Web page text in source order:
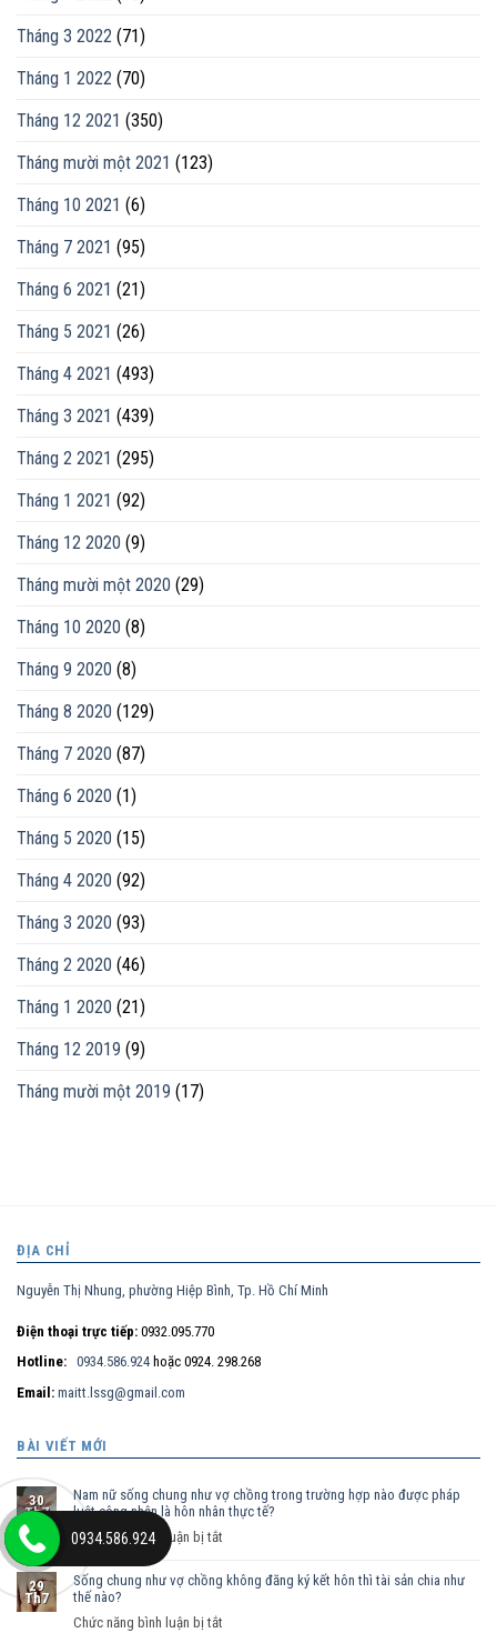
Tháng 3 2022 (71)
Tháng 1 2022 (70)
Tháng 12 2021 (350)
Tháng mười một 2021 (123)
Tháng 10 2021 (6)
Tháng 7 2021 (95)
Tháng 6 2021 (21)
Tháng 5 2021 (26)
Tháng 4 2021 (493)
Tháng 3 2021 (439)
Tháng 2 2021 (295)
Tháng 1 2021 (92)
Tháng 12 2020 (9)
Tháng mười một 2020 (29)
Tháng 10 2020 (8)
Tháng 9 2020 (8)
Tháng 8 2020 (129)
Tháng 7 2020 (87)
Tháng 6 2020 (1)
Tháng 5 2020 (15)
Tháng 4 2020 (92)
Tháng 3 2020 (93)
Tháng 2 2020 (46)
Tháng 1 2020 (21)
Tháng 12 2019 (9)
Tháng mười một 2019 (17)
ĐỊA CHỈ
Nguyễn Thị Nhung, phường Hiệp Bình, Tp. Hồ Chí Minh
Điện thoại trực tiếp: 0932.095.770
Hotline: 0934.586.924 hoặc 0924. 298.268
Email: maitt.lssg@gmail.com
BÀI VIẾT MỚI
30
Th7
Nam nữ sống chung như vợ chồng trong trường hợp nào được pháp
luật công nhận là hôn nhân thực tế?
Chức năng bình luận bị tắt
nữ
29
Th7
Sống chung như vợ chồng không đăng ký kết hôn thì tài sản chia như
thế nào?
Chức năng bình luận bị tắt
0934.586.924